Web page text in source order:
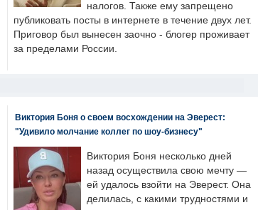
налогов. Также ему запрещено
публиковать посты в интернете в течение двух лет.
Приговор был вынесен заочно - блогер проживает
за пределами России.
Виктория Боня о своем восхождении на Эверест:
"Удивило молчание коллег по шоу-бизнесу"
Виктория Боня несколько дней
назад осуществила свою мечту —
ей удалось взойти на Эверест. Она
делилась, с какими трудностями и